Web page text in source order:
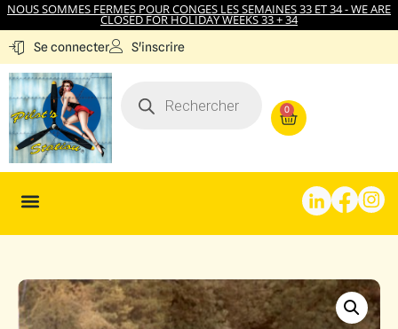
NOUS SOMMES FERMES POUR CONGES LES SEMAINES 33 ET 34 - WE ARE
CLOSED FOR HOLIDAY WEEKS 33 + 34
Se connecter S'inscrire
0